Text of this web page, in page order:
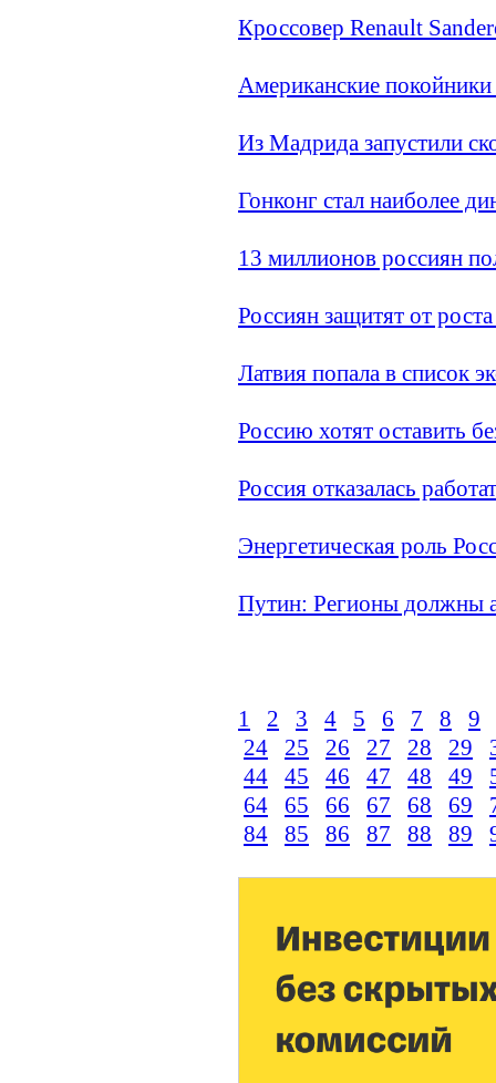
Кроссовер Renault
Американские
Из Мадрида запустили
Гонконг стал наиболее
13 миллионов россиян
Россиян защитят от
Латвия попала в список
Россию хотят оставить
Россия отказалась
Энергетическая роль
Путин: Регионы должны
1 2 3 4 5 6 7 8
9
24
25 26 27 28 29
44
45 46 47 48 49
64
65 66 67 68 69
84
85 86 87 88 89